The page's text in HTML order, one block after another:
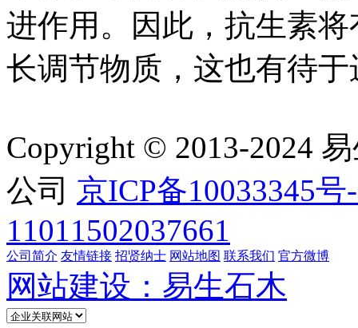
进作用。因此，抗生素
长调节物质，这也有待
Copyright © 2013-2024
公司 京ICP备10033345号
11011502037661
公司简介 友情链接 招贤纳士 网站地图 联系我们 官方微博
网站建设：易生石木